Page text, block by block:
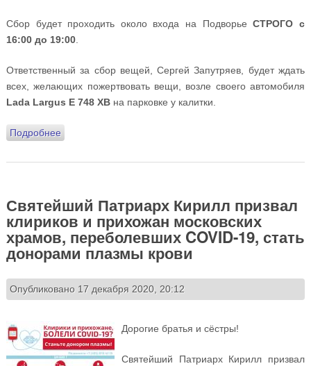
Сбор будет проходить около входа на ПодворьеСТРОГО с
16:00 до 19:00.
Ответственный за сбор вещей, Сергей Запутряев, будет ждать
всех, желающих пожертвовать вещи, возле своего автомобиля
Lada Largus Е 748 ХВна парковке у калитки.
Подробнеео 27 марта у нас на Подворье будет организован сбор
Святейший Патриарх Кирилл призвал
клириков и прихожан московских
храмов, переболевших COVID-19, стать
донорами плазмы крови
Опубликовано 17 декабря 2020, 20:12
Дорогие братья и сёстры!
Святейший Патриарх Кирилл призвал